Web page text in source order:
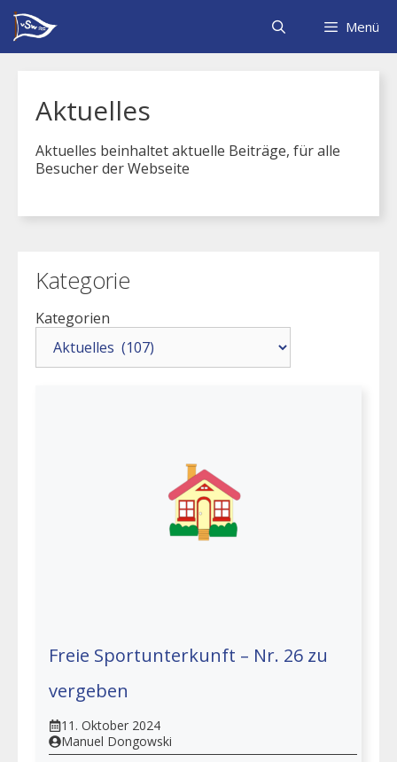
Zum
Inhalt
springen
Menü
Aktuelles
Aktuelles beinhaltet aktuelle Beiträge, für alle
Besucher der Webseite
Kategorie
Kategorien
Freie Sportunterkunft – Nr. 26 zu
vergeben
11. Oktober 2024
Manuel Dongowski